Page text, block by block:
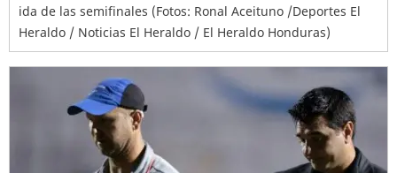
ida de las semifinales (Fotos: Ronal Aceituno /Deportes El
Heraldo / Noticias El Heraldo / El Heraldo Honduras)